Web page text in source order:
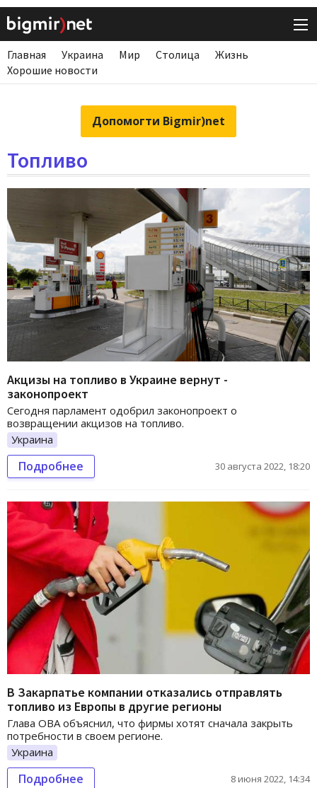
Главная Украина Мир Столица
Жизнь
Хорошие новости
Допомогти Bigmir)net
Топливо
Акцизы на топливо в Украине вернут -
законопроект
Сегодня парламент одобрил законопроект о
возвращении акцизов на топливо.
Украина
Подробнее 30 августа 2022, 18:20
В Закарпатье компании отказались отправлять
топливо из Европы в другие регионы
Глава ОВА объяснил, что фирмы хотят сначала закрыть
потребности в своем регионе.
Украина
Подробнее 8 июня 2022, 14:34